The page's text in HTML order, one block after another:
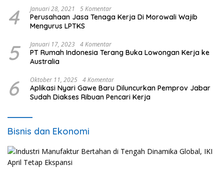
4 Januari 28, 2021 5 Komentar
Perusahaan Jasa Tenaga Kerja Di Morowali Wajib
Mengurus LPTKS
5 Januari 17, 2023 4 Komentar
PT Rumah Indonesia Terang Buka Lowongan Kerja ke
Australia
6 Oktober 11, 2025 4 Komentar
Aplikasi Nyari Gawe Baru Diluncurkan Pemprov Jabar
Sudah Diakses Ribuan Pencari Kerja
Bisnis dan Ekonomi